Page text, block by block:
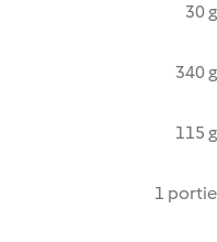
30 g
340 g
115 g
1 portie